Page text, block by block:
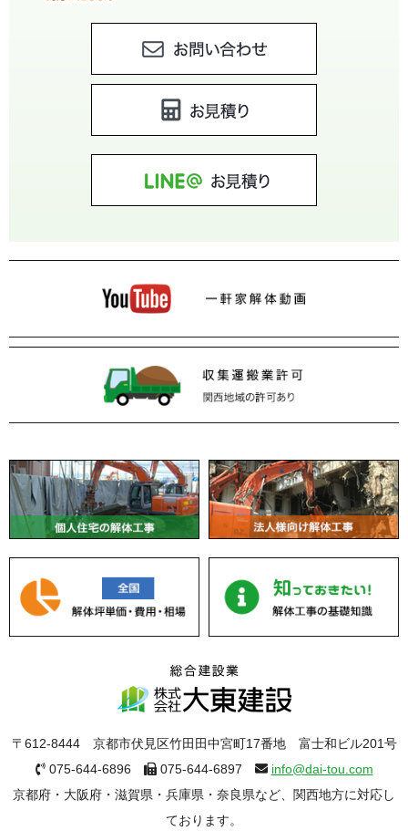
〒612-8444 京都市伏見区竹田田中宮町17番地 富士和ビル201号
075-644-6896
075-644-6897
info@dai-tou.com
京都府・大阪府・滋賀県・兵庫県・奈良県など、関西地方に対応し
ております。